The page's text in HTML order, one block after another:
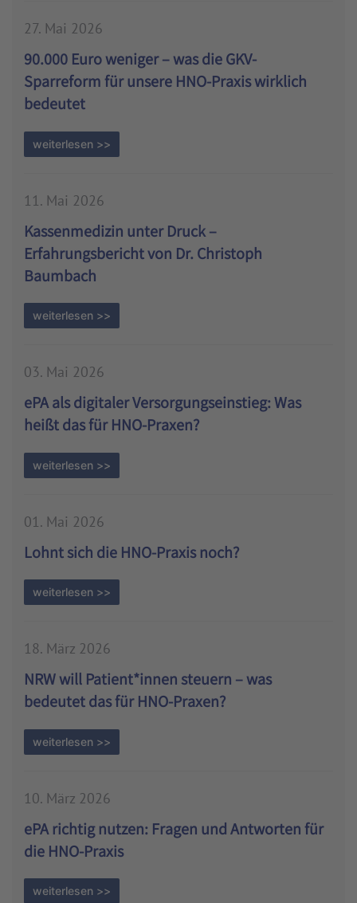
27. Mai 2026
90.000 Euro weniger – was die GKV-
Sparreform für unsere HNO-Praxis wirklich
bedeutet
weiterlesen >>
11. Mai 2026
Kassenmedizin unter Druck –
Erfahrungsbericht von Dr. Christoph
Baumbach
weiterlesen >>
03. Mai 2026
ePA als digitaler Versorgungseinstieg: Was
heißt das für HNO-Praxen?
weiterlesen >>
01. Mai 2026
Lohnt sich die HNO-Praxis noch?
weiterlesen >>
18. März 2026
NRW will Patient*innen steuern – was
bedeutet das für HNO-Praxen?
weiterlesen >>
10. März 2026
ePA richtig nutzen: Fragen und Antworten für
die HNO-Praxis
weiterlesen >>